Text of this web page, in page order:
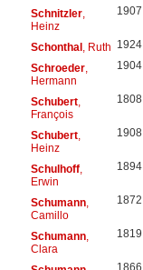
Schnitzler,
Heinz
1907
Schonthal , Ruth 1924
Schroeder,
Hermann
1904
Schubert,
François
1808
Schubert,
Heinz
1908
Schulhoff,
Erwin
1894
Schumann,
Camillo
1872
Schumann,
Clara
1819